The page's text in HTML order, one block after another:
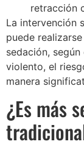
retracción
La intervención
puede
sedación,
violento, el
manera
¿Es más